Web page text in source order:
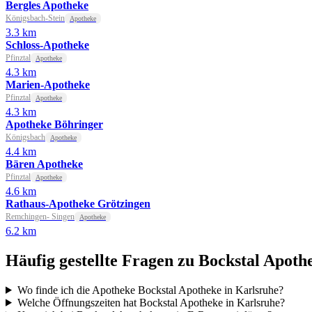
Bergles Apotheke
Königsbach-Stein Apotheke
3.3 km
Schloss-Apotheke
Pfinztal Apotheke
4.3 km
Marien-Apotheke
Pfinztal Apotheke
4.3 km
Apotheke Böhringer
Königsbach Apotheke
4.4 km
Bären Apotheke
Pfinztal Apotheke
4.6 km
Rathaus-Apotheke Grötzingen
Remchingen- Singen Apotheke
6.2 km
Häufig gestellte Fragen zu Bockstal
Wo finde ich die Apotheke Bockstal Apotheke in Karlsruhe?
Welche Öffnungszeiten hat Bockstal Apotheke in Karlsruhe?